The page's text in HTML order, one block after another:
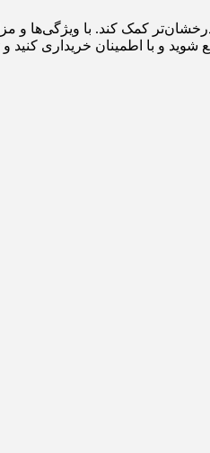
کمک کند. با ویژگی‌ها و
و با اطمینان خریداری کنید